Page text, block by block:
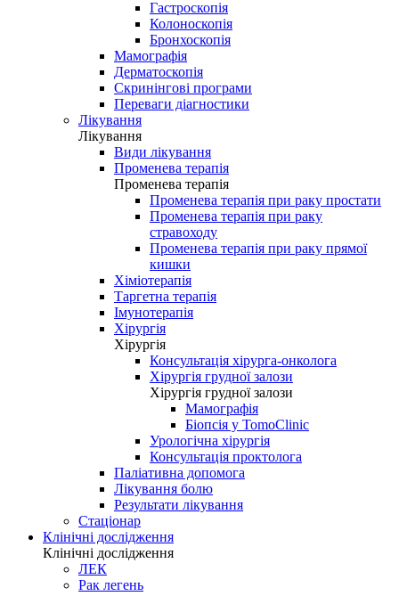
Гастроскопія
Колоноскопія
Бронхоскопія
Мамографія
Дерматоскопія
Скринінгові програми
Переваги діагностики
Лікування
Лікування
Види лікування
Променева терапія
Променева терапія
Променева терапія при раку простати
Променева терапія при раку
стравоходу
Променева терапія при раку прямої
кишки
Хіміотерапія
Таргетна терапія
Імунотерапія
Хірургія
Хірургія
Консультація хірурга-онколога
Хірургія грудної залози
Хірургія грудної залози
Мамографія
Біопсія у TomoClinic
Урологічна хірургія
Консультація проктолога
Паліативна допомога
Лікування болю
Результати лікування
Стаціонар
Клінічні дослідження
Клінічні дослідження
ЛЕК
Рак легень